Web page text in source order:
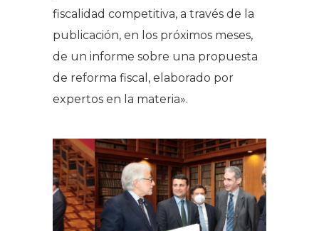
fiscalidad competitiva, a través de la
publicación, en los próximos meses,
de un informe sobre una propuesta
de reforma fiscal, elaborado por
expertos en la materia».